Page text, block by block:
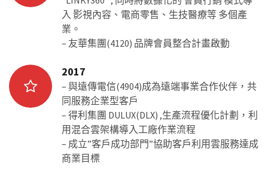
入 影視內容、電商零售、生技醫療等 多個產
業。
– 友華集團(4120) 品牌會員整合計畫啟動
2017
– 與遠傳電信(4904)成為遠端事業合作伙伴，共
同服務企業型客戶
– 得利集團 DULUX(DLX) ,生產流程優化計劃，利
用混合雲架構導入工廠作業流程
– 成立”客戶成功部門”協助客戶利用雲服務達成
商業目標